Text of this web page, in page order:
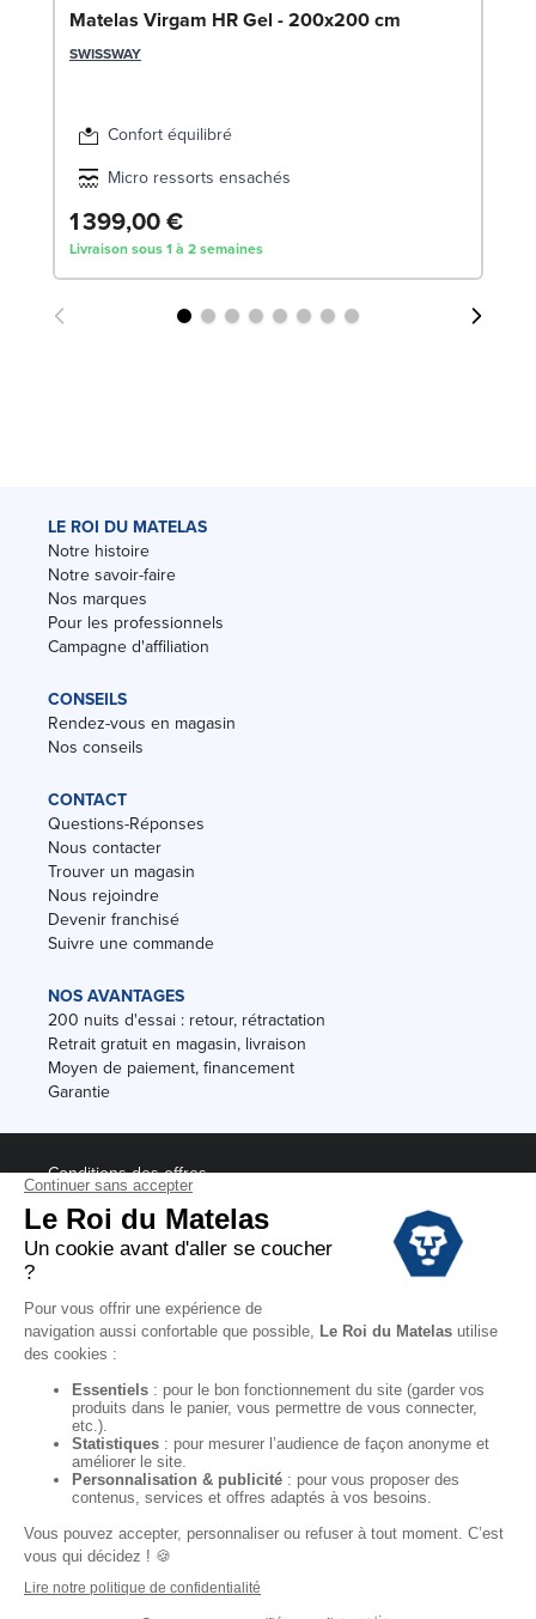
Matelas Virgam HR Gel - 200x200 cm
SWISSWAY
Confort équilibré
Micro ressorts ensachés
1 399,00 €
Livraison sous 1 à 2 semaines
LE ROI DU MATELAS
Notre histoire
Notre savoir-faire
Nos marques
Pour les professionnels
Campagne d'affiliation
CONSEILS
Rendez-vous en magasin
Nos conseils
CONTACT
Questions-Réponses
Nous contacter
Trouver un magasin
Nous rejoindre
Devenir franchisé
Suivre une commande
NOS AVANTAGES
200 nuits d'essai : retour, rétractation
Retrait gratuit en magasin, livraison
Moyen de paiement, financement
Garantie
Conditions des offres
Black Friday
Destockage
Soldes
Conditions Générales de vente magasin
Conditions Générales de vente internet
Mentions Légales
Données personnelles
Codes promo Le Roi du Matelas
Copyright © 2022. All rights reserved.